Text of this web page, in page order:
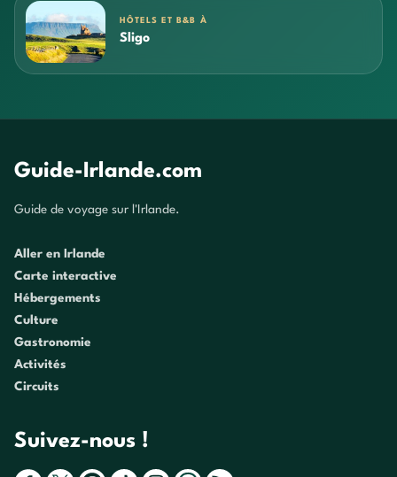
HÔTELS ET B&B À
Sligo
Guide-Irlande.com
Guide de voyage sur l'Irlande.
Aller en Irlande
Carte interactive
Hébergements
Culture
Gastronomie
Activités
Circuits
Suivez-nous !